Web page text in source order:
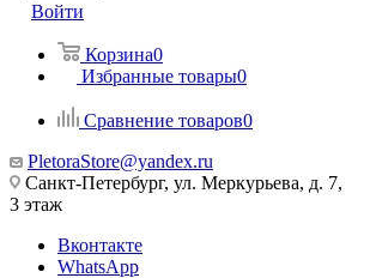
Войти
Корзина0
Избранные товары0
Сравнение товаров0
PletoraStore@yandex.ru
Санкт-Петербург, ул. Меркурьева, д. 7,
3 этаж
Вконтакте
WhatsApp